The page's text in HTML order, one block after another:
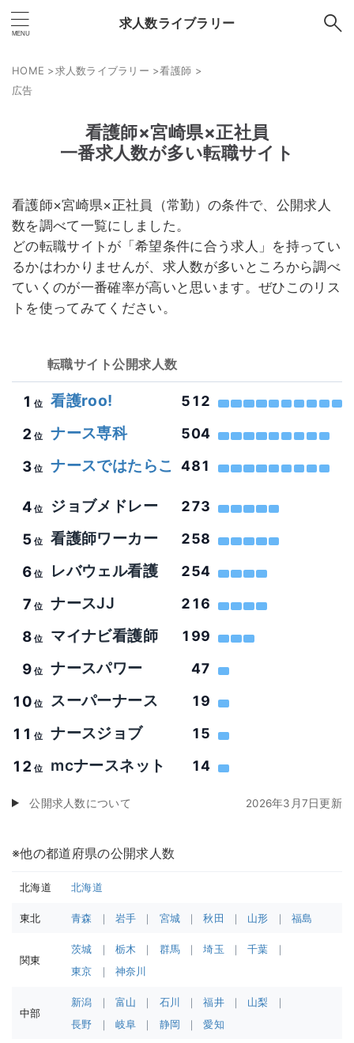
求人数ライブラリー
HOME >求人数ライブラリー >看護師 >
広告
看護師×宮崎県×正社員
一番求人数が多い転職サイト
看護師×宮崎県×正社員（常勤）の条件で、公開求人
数を調べて一覧にしました。
どの転職サイトが「希望条件に合う求人」を持ってい
るかはわかりませんが、求人数が多いところから調べ
ていくのが一番確率が高いと思います。ぜひこのリス
トを使ってみてください。
転職サイト公開求人数
1 位 看護roo! 512
2 位 ナース専科 504
3 位 ナースではたらこ 481
4 位 ジョブメドレー 273
5 位 看護師ワーカー 258
6 位 レバウェル看護 254
7 位 ナースJJ 216
8 位 マイナビ看護師 199
9 位 ナースパワー 47
10 位 スーパーナース 19
11 位 ナースジョブ 15
12 位 mcナースネット 14
公開求人数について 2026年3月7日更新
※他の都道府県の公開求人数
北海道 北海道
東北 青森 岩手 宮城 秋田 山形 福島
関東
茨城 栃木 群馬 埼玉
千葉
東京
神奈川
中部
新潟 富山 石川 福井
山梨
長野
岐阜 静岡 愛知